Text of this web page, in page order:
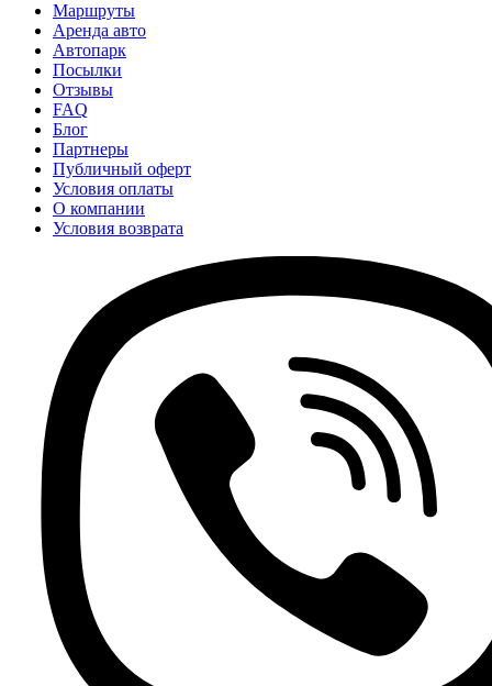
Маршруты
Аренда авто
Автопарк
Посылки
Отзывы
FAQ
Блог
Партнеры
Публичный оферт
Условия оплаты
О компании
Условия возврата